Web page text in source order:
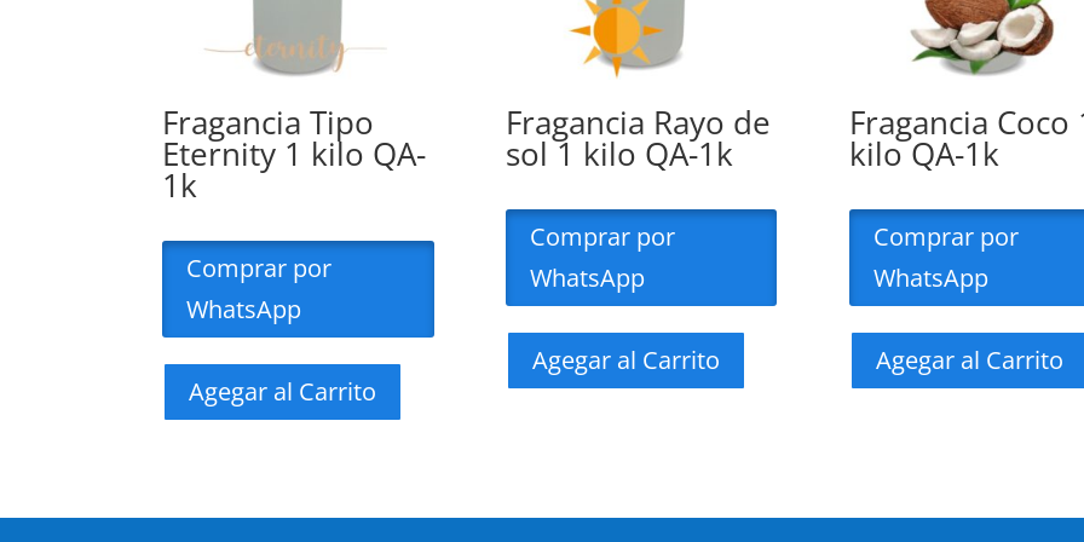
Fragancia Tipo
Eternity 1 kilo QA-
1k
Comprar por
WhatsApp
Agegar al Carrito
Fragancia Rayo de
sol 1 kilo QA-1k
Comprar por
WhatsApp
Agegar al Carrito
Fragancia Coco
kilo QA-1k
Comprar por
WhatsApp
Agegar al Carrito